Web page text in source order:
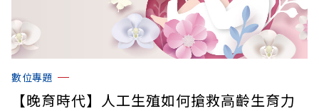
數位專題
【晚育時代】人工生殖如何搶救高齡生育力